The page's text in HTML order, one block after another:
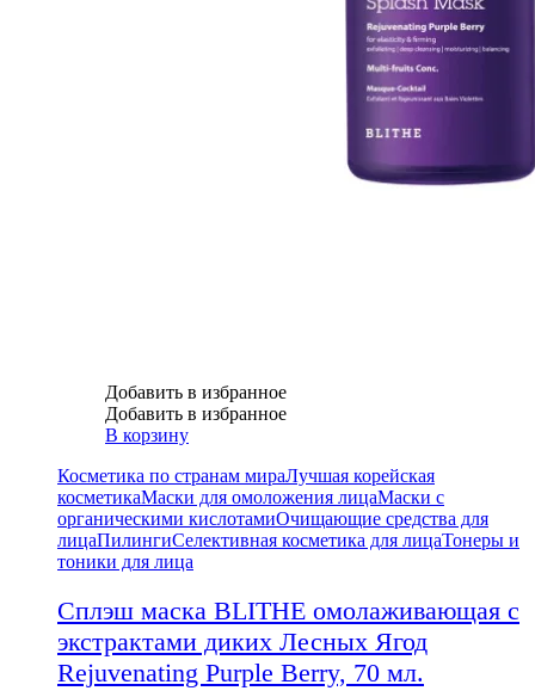
Добавить в избранное
Добавить в избранное
В корзину
Косметика по странам мираЛучшая корейская
косметикаМаски для омоложения лицаМаски с
органическими кислотамиОчищающие средства для
лицаПилингиСелективная косметика для лицаТонеры и
тоники для лица
Сплэш маска BLITHE омолаживающая с
экстрактами диких Лесных Ягод
Rejuvenating Purple Berry, 70 мл.